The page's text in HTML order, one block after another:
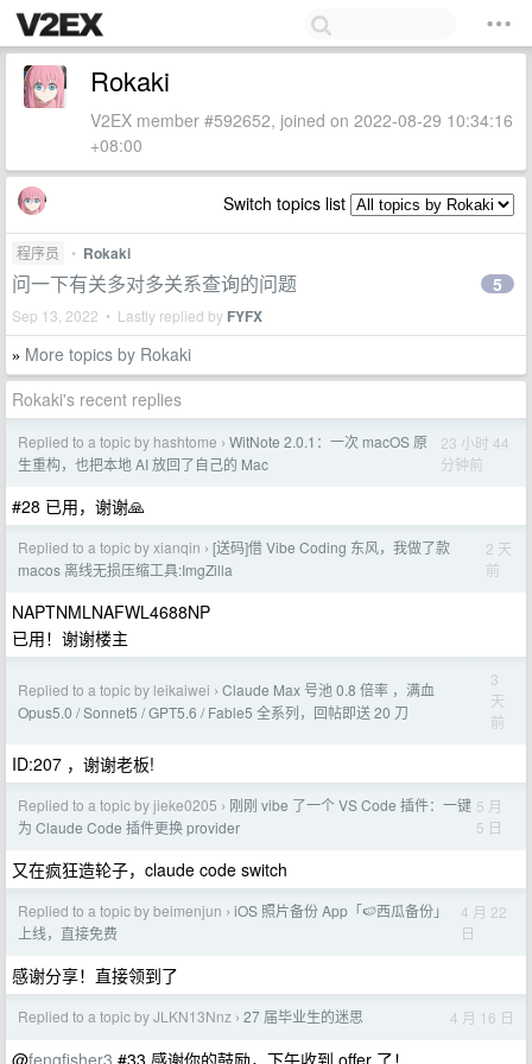
Rokaki
V2EX member #592652, joined on 2022-08-29 10:34:16
+08:00
Switch topics list
程序员 • Rokaki
问一下有关多对多关系查询的问题
Sep 13, 2022 • Lastly replied by FYFX
5
» More topics by Rokaki
Rokaki's recent replies
Replied to a topic by hashtome › WitNote 2.0.1：一次 macOS 原
生重构，也把本地 AI 放回了自己的 Mac
23 小时 44
分钟前
#28 已用，谢谢🙏
Replied to a topic by xianqin › [送码]借 Vibe Coding 东风，我做了款
macos 离线无损压缩工具:ImgZilla
2 天
前
NAPTNMLNAFWL4688NP
已用！谢谢楼主
Replied to a topic by leikaiwei › Claude Max 号池 0.8 倍率 ，满血
Opus5.0 / Sonnet5 / GPT5.6 / Fable5 全系列，回帖即送 20 刀
3
天
前
ID:207 ，谢谢老板!
Replied to a topic by jieke0205 › 刚刚 vibe 了一个 VS Code 插件：一键
为 Claude Code 插件更换 provider
5 月
5 日
又在疯狂造轮子，claude code switch
Replied to a topic by beimenjun › iOS 照片备份 App「🍉西瓜备份」
上线，直接免费
4 月 22
日
感谢分享！直接领到了
Replied to a topic by JLKN13Nnz › 27 届毕业生的迷思 4 月 16 日
@fengfisher3 #33 感谢你的鼓励，下午收到 offer 了！